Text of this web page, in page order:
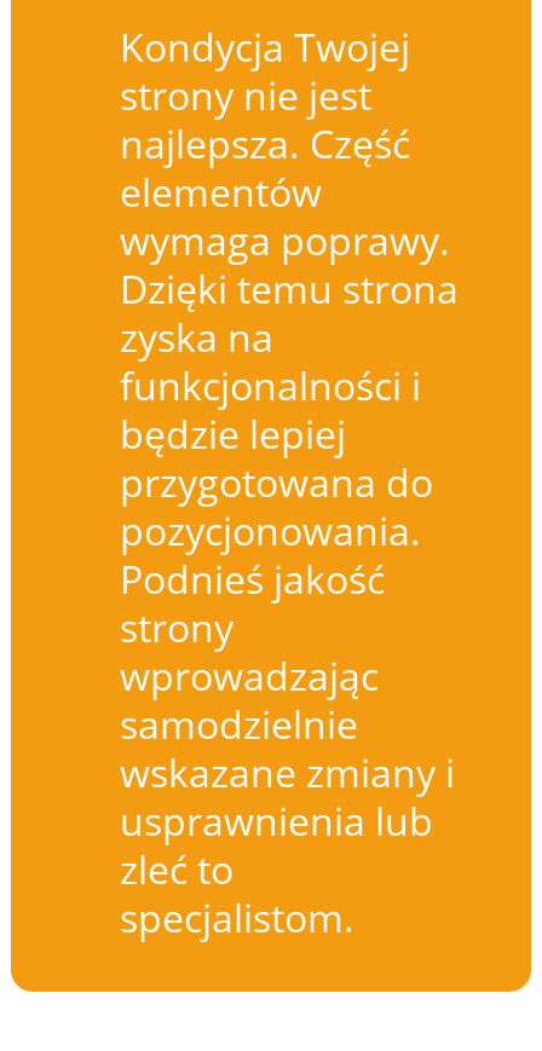
Kondycja Twojej
strony nie jest
najlepsza. Część
elementów
wymaga poprawy.
Dzięki temu strona
zyska na
funkcjonalności i
będzie lepiej
przygotowana do
pozycjonowania.
Podnieś jakość
strony
wprowadzając
samodzielnie
wskazane zmiany i
usprawnienia lub
zleć to
specjalistom.